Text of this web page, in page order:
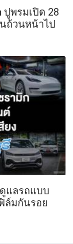
ปูพรมเปิด 28
ถ้วนหน้าไป
แลรถแบบ
ล์มกันรอย